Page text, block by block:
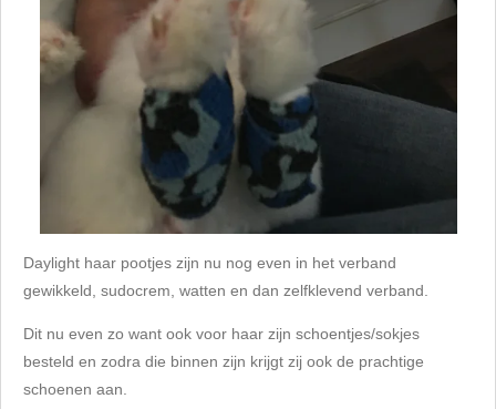
Daylight haar pootjes zijn nu nog even in het verband
gewikkeld, sudocrem, watten en dan zelfklevend verband.
Dit nu even zo want ook voor haar zijn schoentjes/sokjes
besteld en zodra die binnen zijn krijgt zij ook de prachtige
schoenen aan.